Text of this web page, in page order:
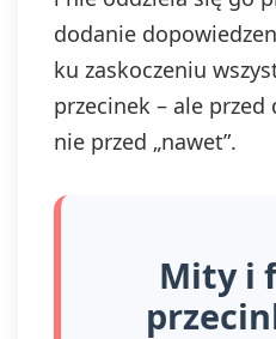
dodanie
ku zaskoczeniu
przecinek – ale
nie przed „nawet”.
Mity i